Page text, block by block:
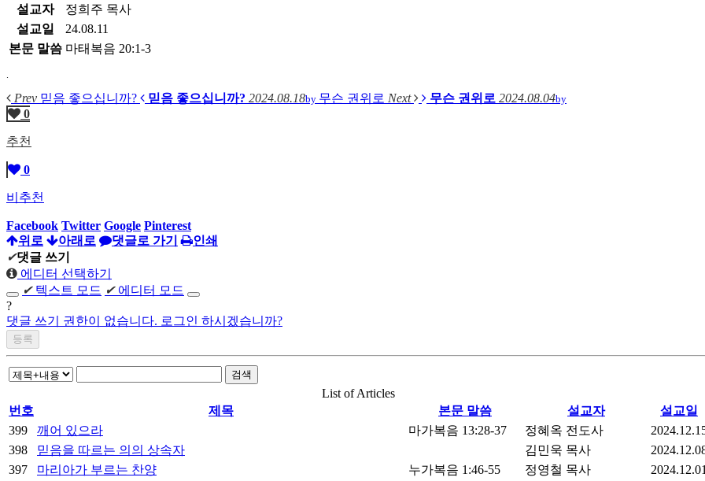
설교자
정희주 목사
설교일
24.08.11
본문 말씀 마태복음 20:1-3
.
Prev 믿음 좋으십니까? 믿음 좋으십니까? 2024.08.18by 무슨 권위로 Next 무슨 권위로 2024.08.04by
0
추천
0
비추천
Facebook Twitter Google Pinterest
위로
아래로 댓글로 가기
인쇄
✔댓글 쓰기
에디터 선택하기
✔ 텍스트 모드 ✔ 에디터 모드
?
댓글 쓰기 권한이 없습니다. 로그인 하시겠습니까?
검색
List of Articles
번호
제목 본문 말씀 설교자
설교일
399
깨어 있으라 마가복음 13:28-37 정혜옥 전도사
398
믿음을 따르는 의의 상속자 김민욱 목사
397
마리아가 부르는 찬양 누가복음 1:46-55 정영철 목사